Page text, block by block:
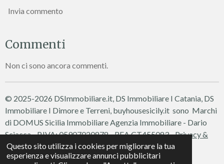
Questo sito utilizza i cookies per migliorare la tua
esperienza e visualizzare annunci pubblicitari
Invia commento
Commenti
Non ci sono ancora commenti.
© 2025-2026 DSImmobiliare.it, DS Immobiliare I Catania, DS
Immobiliare I Dimore e Terreni, buyhousesicily.it sono Marchi
di DOMUS Sicilia ImmobiliareAgenzia Immobiliare - Dario
Sciacca - P.IVA: 05907020878 - REA CT455083 -Privacy &
Cookie Policy
Fornito daWebador